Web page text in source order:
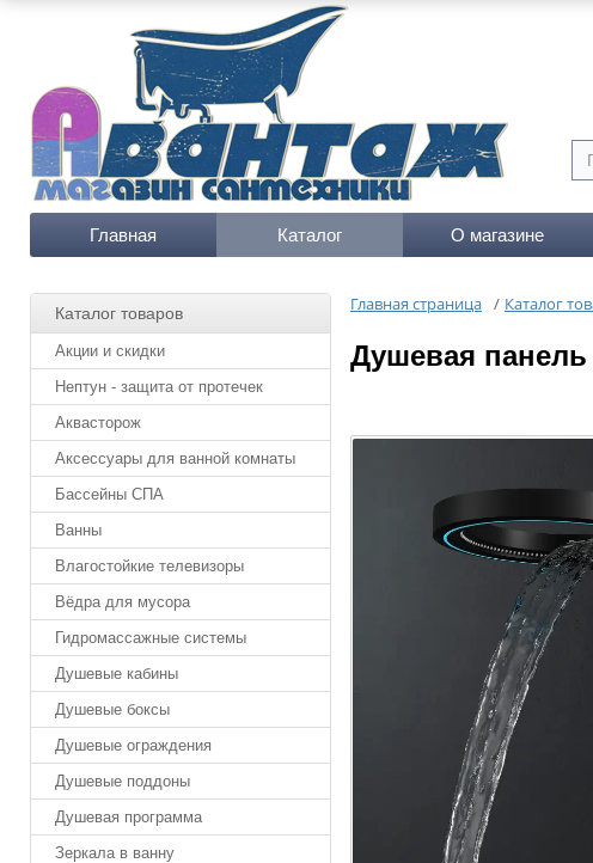
Главная Каталог О магазине
Каталог товаров
Акции и скидки
Нептун - защита от протечек
Аквасторож
Аксессуары для ванной комнаты
Бассейны СПА
Ванны
Влагостойкие телевизоры
Вёдра для мусора
Гидромассажные системы
Душевые кабины
Душевые боксы
Душевые ограждения
Душевые поддоны
Душевая программа
Зеркала в ванну
Главная страница / Каталог
Душевая